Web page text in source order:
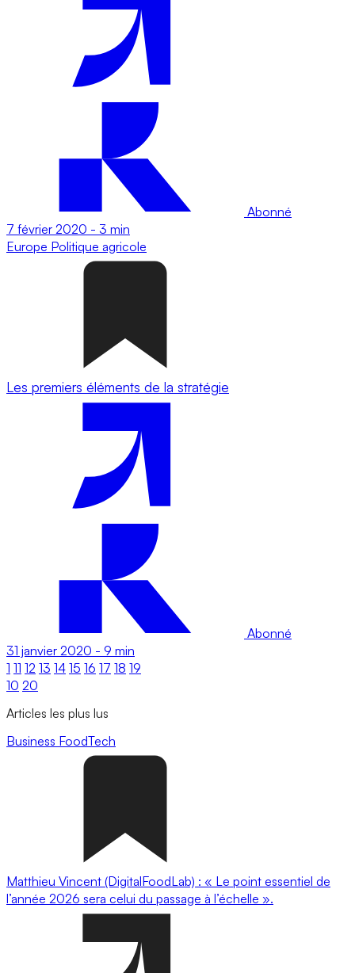
Abonné
7 février 2020 - 3 min
Europe Politique agricole
Les premiers éléments de la stratégie
Abonné
31 janvier 2020 - 9 min
1 11 12 13 14 15 16 17 18 19
10 20
Articles les plus lus
Business FoodTech
Matthieu Vincent (DigitalFoodLab) : « Le point essentiel de
l’année 2026 sera celui du passage à l’échelle ».